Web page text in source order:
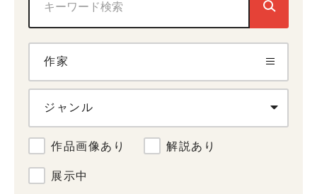
作家
ジャンル
作品画像あり
解説あり
展示中